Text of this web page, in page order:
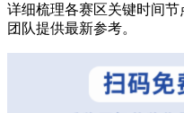
详细梳理各赛区关键时间
团队提供最新参考。